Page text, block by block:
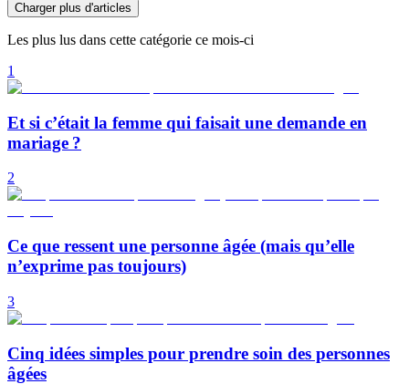
Charger plus d'articles
Les plus lus dans cette catégorie ce mois-ci
1
Et si c’était la femme qui faisait une demande en
mariage ?
2
Ce que ressent une personne âgée (mais qu’elle
n’exprime pas toujours)
3
Cinq idées simples pour prendre soin des personnes
âgées